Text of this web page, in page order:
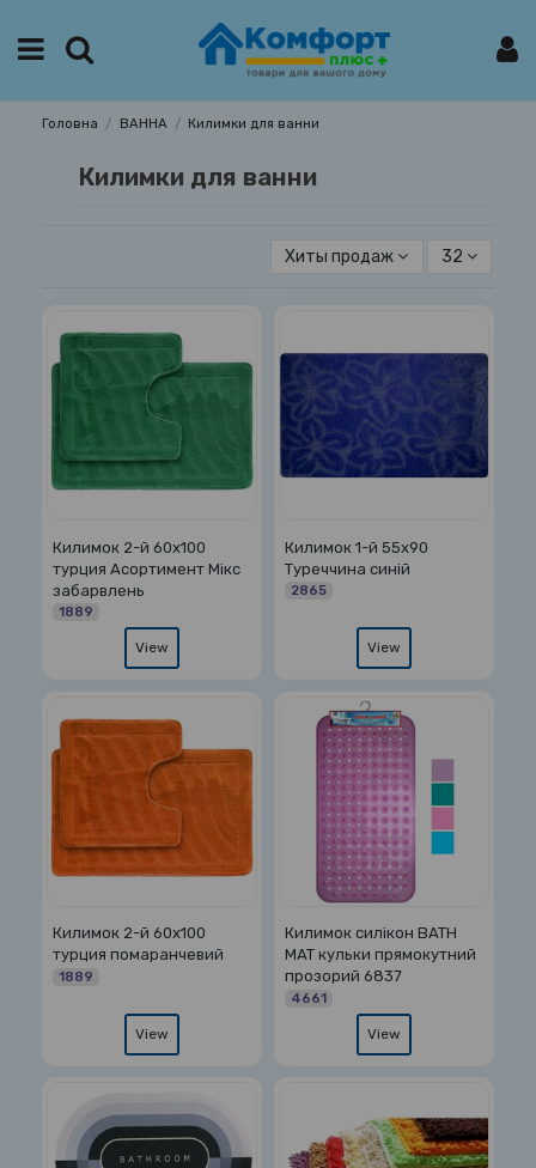
Головна ВАННА Килимки для ванни
Килимки для ванни
Хиты продаж 32
Килимок 2-й 60х100
турция Асортимент Мікс
забарвлень
1889
View
Килимок 1-й 55х90
Туреччина синій
2865
View
Килимок 2-й 60х100
турция помаранчевий
1889
View
Килимок силікон BATH
MAT кульки прямокутний
прозорий 6837
4661
View